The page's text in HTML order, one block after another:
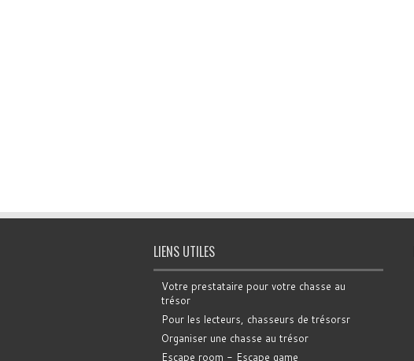
LIENS UTILES
Votre prestataire pour votre chasse au
trésor
Pour les lecteurs, chasseurs de trésorsr
Organiser une chasse au trésor
Escape room - Escape game